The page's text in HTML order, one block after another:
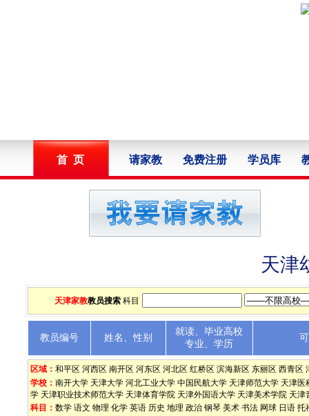
首 页 请家教 免费注册 学员库
天津
天津家教教员搜索 科目
教员编号 姓名、性别
就读、毕业高校
专业、学历
区域： 和平区 河西区 南开区 河东区 河北区 红桥区 滨海新区 东丽区 西青区
学校： 南开大学 天津大学 河北工业大学 中国民航大学 天津师范大学 天津医
学 天津职业技术师范大学 天津体育学院 天津外国语大学 天津美术学院 天津
科目： 数学 语文 物理 化学 英语 历史 地理 政治 钢琴 美术 书法 网球 日语 托